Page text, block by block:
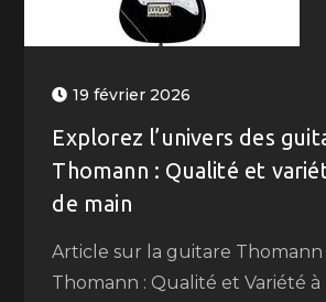
19 février 2026
Explorez l’univers des
Thomann : Qualité et
de main
Article sur la guitare
Thomann : Qualité et Variété